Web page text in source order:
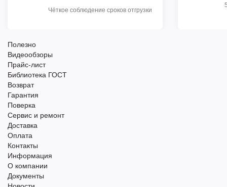
Чёткое соблюдение сроков отгрузки
Полезно
Видеообзоры
Прайс-лист
Библиотека ГОСТ
Возврат
Гарантия
Поверка
Сервис и ремонт
Доставка
Оплата
Контакты
Информация
О компании
Документы